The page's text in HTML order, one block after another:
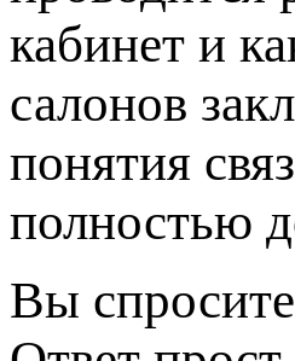
кабинет и
салонов
понятия
полностью
Вы